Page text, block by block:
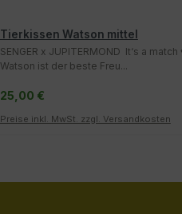
Tierkissen Watson mittel
SENGER x JUPITERMOND It‘s a
Watson ist der beste Freu...
25,00 €
Preise inkl. MwSt. zzgl. Versandkosten